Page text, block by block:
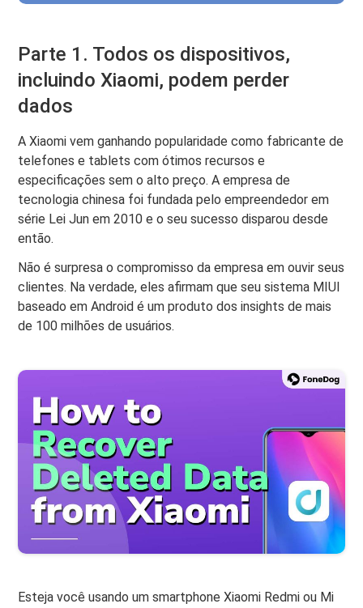
Parte 1. Todos os dispositivos,
incluindo Xiaomi, podem perder
dados
A Xiaomi vem ganhando popularidade como fabricante de
telefones e tablets com ótimos recursos e
especificações sem o alto preço. A empresa de
tecnologia chinesa foi fundada pelo empreendedor em
série Lei Jun em 2010 e o seu sucesso disparou desde
então.
Não é surpresa o compromisso da empresa em ouvir seus
clientes. Na verdade, eles afirmam que seu sistema MIUI
baseado em Android é um produto dos insights de mais
de 100 milhões de usuários.
Esteja você usando um smartphone Xiaomi Redmi ou Mi